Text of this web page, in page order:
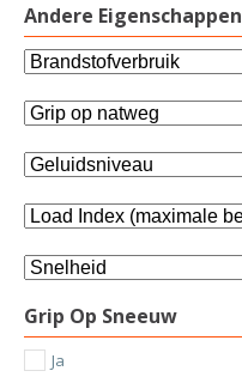
Andere Eigenschappen
Grip Op Sneeuw
Ja